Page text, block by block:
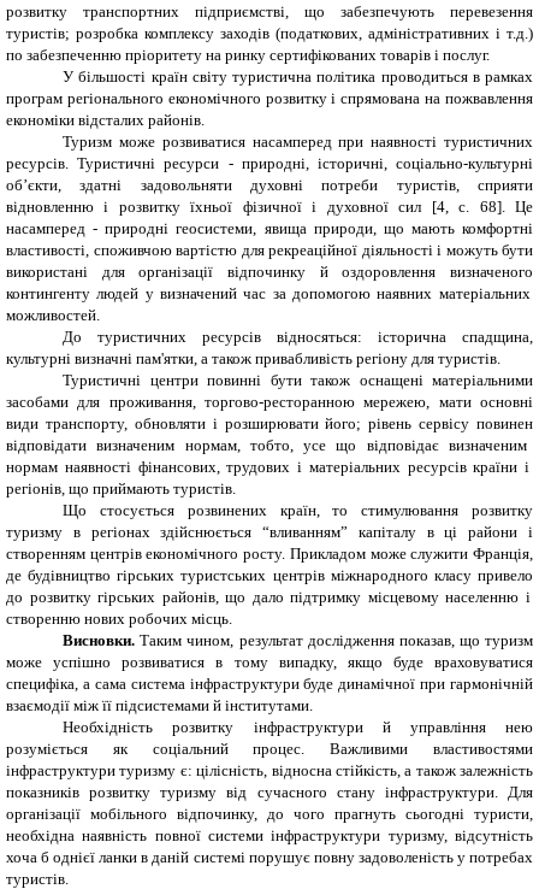
розвитку транспортних підприємстві, що забезпечують перевезення
туристів; розробка комплексу заходів (податкових, адміністративних і т.д.)
по забезпеченню пріоритету на ринку сертифікованих товарів і послуг.
У більшості країн світутуристична політика проводитьсяв рамках
програм регіонального економічного розвитку іспрямована на пожвавлення
економіки відсталих районів.
Туризм може розвиватися насамперед при наявності туристичних
ресурсів. Туристичні ресурси - природні, історичні, соціально-культурні
об’єкти, здатні задовольняти духовні потреби туристів, сприяти
відновленню і розвитку їхньої фізичної і духовної сил [4,c . 68]. Це
насамперед -природні геосистеми , явища природи, що мають комфортні
властивості, споживчоювартістю для рекреаційної діяльності і можуть бути
використані для організації відпочинку й оздоровлення визначеного
контингенту людей у визначений час за допомогою наявних матеріальних
можливостей.
До туристичних ресурсіввідносяться: історична спадщина,
культурні визначні пам'ятки, а також привабливість регіону для туристів.
Туристичні центри повинні бути також оснащені матеріальними
засобами для проживання, торгово-ресторанноюмережею , мати основні
види транспорту, обновляти і розширюватийого; рівень сервісу повинен
відповідативизначеним нормам, тобто, усе що відповідає визначеним
нормам наявності фінансових, трудових і матеріальних ресурсів країни і
регіонів, що приймають туристів.
Що стосується розвинених країн, то стимулювання розвитку
туризму в регіонах здійснюється “вливанням” капіталу в ці райони і
створенням центрів економічногоросту. Прикладом може служити Франція,
де будівництво гірських туристських центрів міжнародного класу привело
до розвитку гірських районів, що дало підтримку місцевому населенню і
створенню нових робочих місць.
Висновки. Таким чином, результат дослідження показав, що туризм
може успішно розвиватися в тому випадку, якщо буде враховуватися
специфіка, а сама система інфраструктури буде динамічної при гармонічній
взаємодії між її підсистемами й інститутами.
Необхідність розвитку інфраструктури й управління нею
розуміється як соціальний процес. Важливими властивостями
інфраструктури туризму є: цілісність, відносна стійкість, а також залежність
показників розвитку туризму від сучасного стану інфраструктури. Для
організації мобільного відпочинку, до чого прагнуть сьогодні туристи,
необхідна наявність повної системи інфраструктури туризму, відсутність
хоча б однієї ланки в даній системі порушує повну задоволеність у потребах
туристів.